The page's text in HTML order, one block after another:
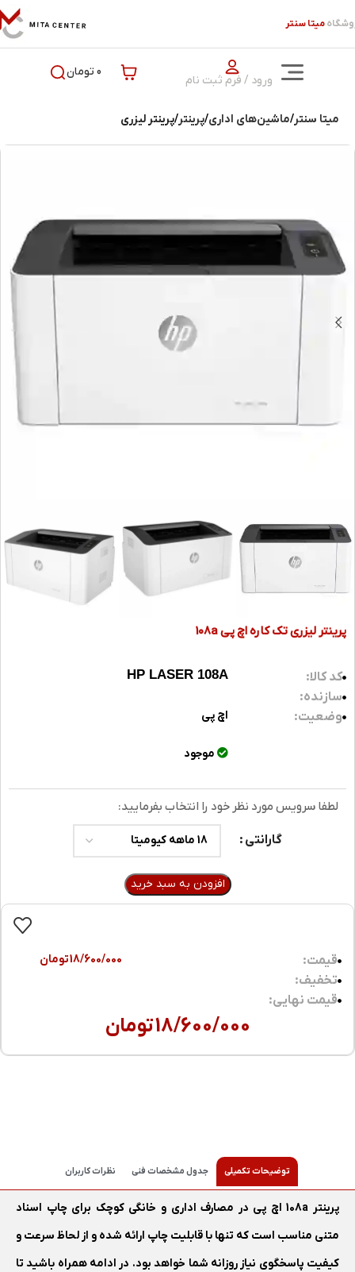
میتا سنتر
ورود / فرم ثبت نام
0 تومان
میتا سنتر ماشین‌های اداری پرینتر پرینتر لیزری
پرینتر لیزری تک کاره اچ پی 108a
کد کالا:
سازنده:
وضعیت:
HP LASER 108A
اچ پی
موجود
لطفا سرویس مورد نظر خود را انتخاب بفرمایید:
گارانتی
افزودن به سبد خرید
قیمت:
تخفیف:
قیمت نهایی:
18/600/000تومان
18/600/000تومان
توضیحات تکمیلی جدول مشخصات فنی نظرات کاربران
پرینتر 108a اچ پی در مصارف اداری و خانگی کوچک برای چاپ اسناد
متنی مناسب است که تنها با قابلیت چاپ ارائه شده و از لحاظ سرعت و
کیفیت پاسخگوی نیاز روزانه شما خواهد بود. در ادامه همراه باشید تا